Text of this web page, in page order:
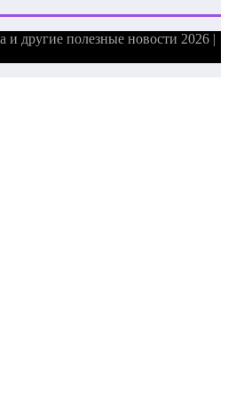
другие полезные новости 2026 |